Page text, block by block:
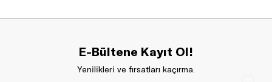
E-Bültene Kayıt Ol!
Yenilikleri ve fırsatları kaçırma.